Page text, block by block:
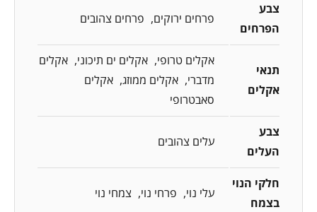
צבע
הפרחים
פרחים ירוקים פרחים צהובים
תנאי
אקלים
אקלים טרופי אקלים ים תיכוני
אקלים
מדברי
אקלים ממוזג אקלים
סאבטרופי
צבע
העלים
עלים צהובים
חלקי הנוי
בצמח
עלי נוי פרחי נוי צמחי נוי